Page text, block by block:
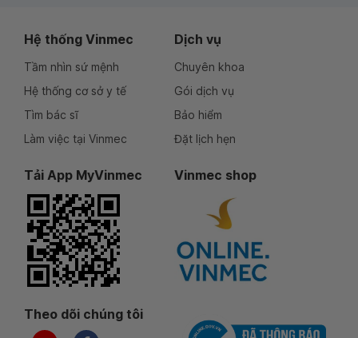
Hệ thống Vinmec
Tầm nhìn sứ mệnh
Hệ thống cơ sở y tế
Tìm bác sĩ
Làm việc tại Vinmec
Dịch vụ
Chuyên khoa
Gói dịch vụ
Bảo hiểm
Đặt lịch hẹn
Tải App MyVinmec Vinmec shop
Theo dõi chúng tôi